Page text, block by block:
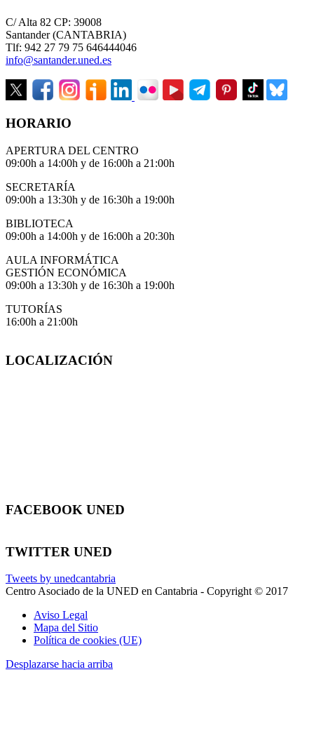
C/ Alta 82 CP: 39008
Santander (CANTABRIA)
Tlf: 942 27 79 75 646444046
info@santander.uned.es
HORARIO
APERTURA DEL CENTRO
09:00h a 14:00h y de 16:00h a 21:00h
SECRETARÍA
09:00h a 13:30h y de 16:30h a 19:00h
BIBLIOTECA
09:00h a 14:00h y de 16:00h a 20:30h
AULA INFORMÁTICA
GESTIÓN ECONÓMICA
09:00h a 13:30h y de 16:30h a 19:00h
TUTORÍAS
16:00h a 21:00h
LOCALIZACIÓN
FACEBOOK UNED
TWITTER UNED
Tweets by unedcantabria
Centro Asociado de la UNED en Cantabria - Copyright © 2017
Aviso Legal
Mapa del Sitio
Política de cookies (UE)
Desplazarse hacia arriba